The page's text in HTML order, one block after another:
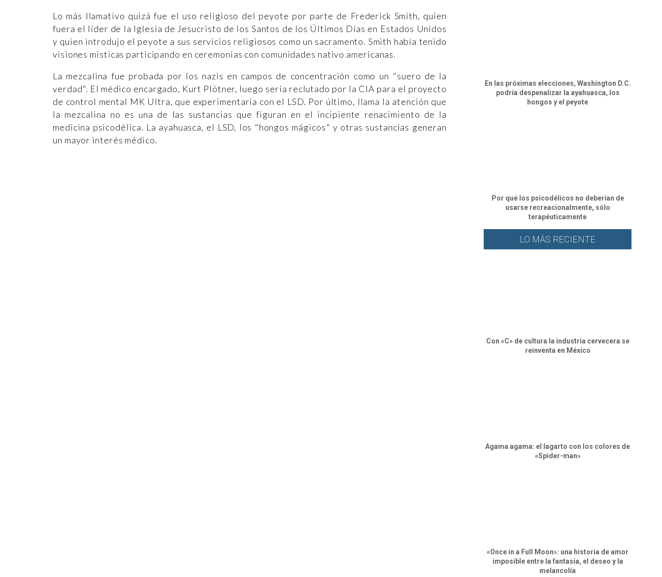
Lo más llamativo quizá fue el uso religioso del peyote por parte de Frederick Smith, quien
fuera el líder de la Iglesia de Jesucristo de los Santos de los Últimos Días en Estados Unidos
y quien introdujo el peyote a sus servicios religiosos como un sacramento. Smith había tenido
visiones místicas participando en ceremonias con comunidades nativo americanas.
La mezcalina fue probada por los nazis en campos de concentración como un "suero de la
verdad". El médico encargado, Kurt Plötner, luego sería reclutado por la CIA para el proyecto
de control mental MK Ultra, que experimentaría con el LSD. Por último, llama la atención que
la mezcalina no es una de las sustancias que figuran en el incipiente renacimiento de la
medicina psicodélica. La ayahuasca, el LSD, los "hongos mágicos" y otras sustancias generan
un mayor interés médico.
En las próximas elecciones, Washington D.C.
podría despenalizar la ayahuasca, los
hongos y el peyote
Por qué los psicodélicos no deberían de
usarse recreacionalmente, sólo
terapéuticamente
LO MÁS RECIENTE
Con «C» de cultura la industria cervecera se
reinventa en México
Agama agama: el lagarto con los colores de
«Spider-man»
«Once in a Full Moon»: una historia de amor
imposible entre la fantasía, el deseo y la
melancolía